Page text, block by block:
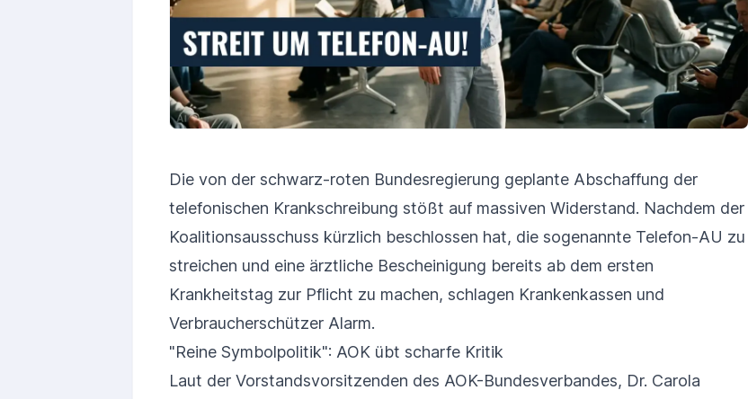
Die von der schwarz-roten Bundesregierung geplante Abschaffung der
telefonischen Krankschreibung stößt auf massiven Widerstand. Nachdem der
Koalitionsausschuss kürzlich beschlossen hat, die sogenannte Telefon-AU zu
streichen und eine ärztliche Bescheinigung bereits ab dem ersten
Krankheitstag zur Pflicht zu machen, schlagen Krankenkassen und
Verbraucherschützer Alarm.
"Reine Symbolpolitik": AOK übt scharfe Kritik
Laut der Vorstandsvorsitzenden des AOK-Bundesverbandes, Dr. Carola